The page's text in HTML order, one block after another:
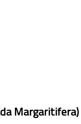
Margaritifera)